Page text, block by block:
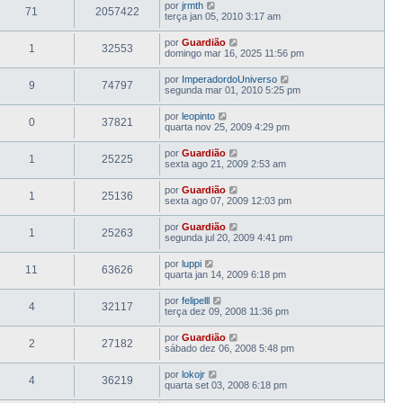
71 2057422 por jrmth
terça jan 05, 2010 3:17 am
1 32553 por Guardião
domingo mar 16, 2025 11:56 pm
9 74797 por ImperadordoUniverso
segunda mar 01, 2010 5:25 pm
0 37821 por leopinto
quarta nov 25, 2009 4:29 pm
1 25225 por Guardião
sexta ago 21, 2009 2:53 am
1 25136 por Guardião
sexta ago 07, 2009 12:03 pm
1 25263 por Guardião
segunda jul 20, 2009 4:41 pm
11 63626 por luppi
quarta jan 14, 2009 6:18 pm
4 32117 por felipelll
terça dez 09, 2008 11:36 pm
2 27182 por Guardião
sábado dez 06, 2008 5:48 pm
4 36219 por lokojr
quarta set 03, 2008 6:18 pm